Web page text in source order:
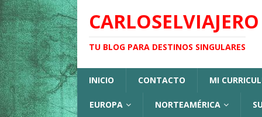
CARLOSELVIAJERO
TU BLOG PARA DESTINOS SINGULARES
INICIO CONTACTO MI
EUROPA NORTEAMÉRICA